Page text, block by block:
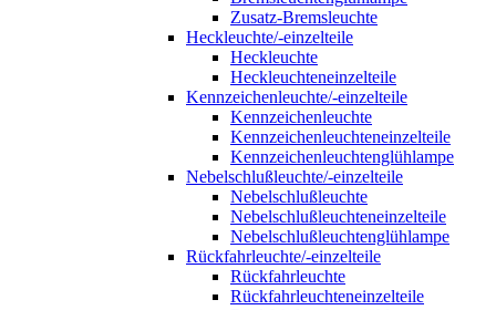
Zusatz-Bremsleuchte
Heckleuchte/-einzelteile
Heckleuchte
Heckleuchteneinzelteile
Kennzeichenleuchte/-einzelteile
Kennzeichenleuchte
Kennzeichenleuchteneinzelteile
Kennzeichenleuchtenglühlampe
Nebelschlußleuchte/-einzelteile
Nebelschlußleuchte
Nebelschlußleuchteneinzelteile
Nebelschlußleuchtenglühlampe
Rückfahrleuchte/-einzelteile
Rückfahrleuchte
Rückfahrleuchteneinzelteile